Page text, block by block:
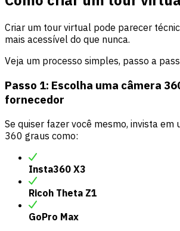
Criar um tour virtual pode parecer
mais acessível do que nunca.
Veja um processo simples, passo a
Passo 1: Escolha uma câmera
fornecedor
Se quiser fazer você mesmo, invista em
360 graus como:
Insta360 X3
Ricoh Theta Z1
GoPro Max